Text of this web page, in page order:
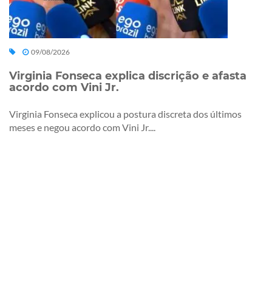
09/08/2026
Virginia Fonseca explica discrição e afasta
acordo com Vini Jr.
Virginia Fonseca explicou a postura discreta dos últimos
meses e negou acordo com Vini Jr....